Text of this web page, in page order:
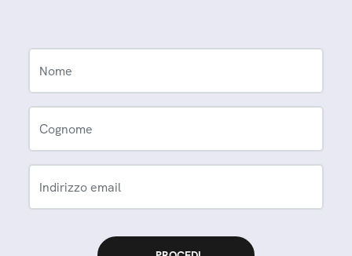
Nome
Cognome
Indirizzo email